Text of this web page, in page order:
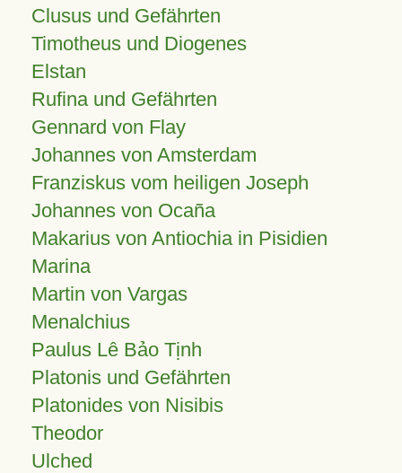
Clusus und Gefährten
Timotheus und Diogenes
Elstan
Rufina und Gefährten
Gennard von Flay
Johannes von Amsterdam
Franziskus vom heiligen Joseph
Johannes von Ocaña
Makarius von Antiochia in Pisidien
Marina
Martin von Vargas
Menalchius
Paulus Lê Bảo Tịnh
Platonis und Gefährten
Platonides von Nisibis
Theodor
Ulched